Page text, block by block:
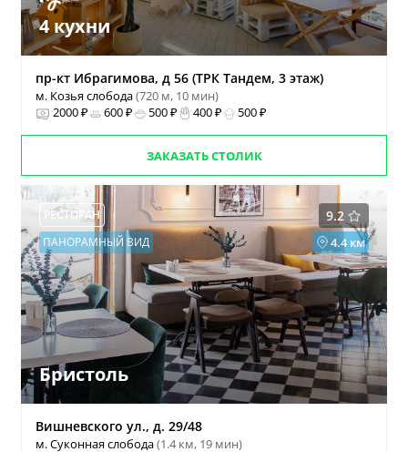
4 кухни
пр-кт Ибрагимова, д 56 (ТРК Тандем, 3 этаж)
м. Козья слобода(720 м, 10 мин)
2000 ₽
600 ₽ 500 ₽ 400 ₽ 500 ₽
ЗАКАЗАТЬ СТОЛИК
9.2
РЕСТОРАН
4.4 км
ПАНОРАМНЫЙ ВИД
Бристоль
Вишневского ул., д. 29/48
м. Суконная слобода(1.4 км, 19 мин)